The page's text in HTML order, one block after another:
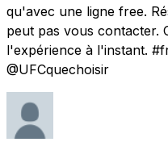
qu'avec une ligne free.
peut pas vous contacter.
l'expérience à l'instant.
@UFCquechoisir